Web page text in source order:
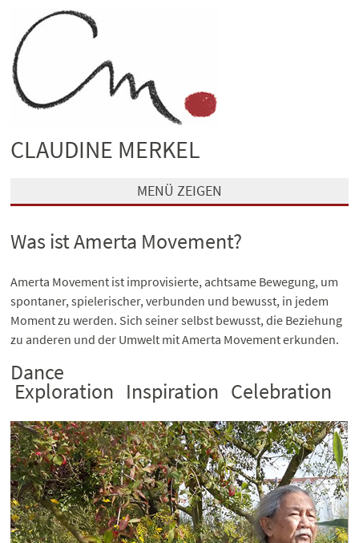
CLAUDINE MERKEL
MENÜ ZEIGEN
Was ist Amerta Movement?
Amerta Movement ist improvisierte, achtsame Bewegung, um
spontaner, spielerischer, verbunden und bewusst, in jedem
Moment zu werden. Sich seiner selbst bewusst, die Beziehung
zu anderen und der Umwelt mit Amerta Movement erkunden.
Dance
Exploration Inspiration Celebration